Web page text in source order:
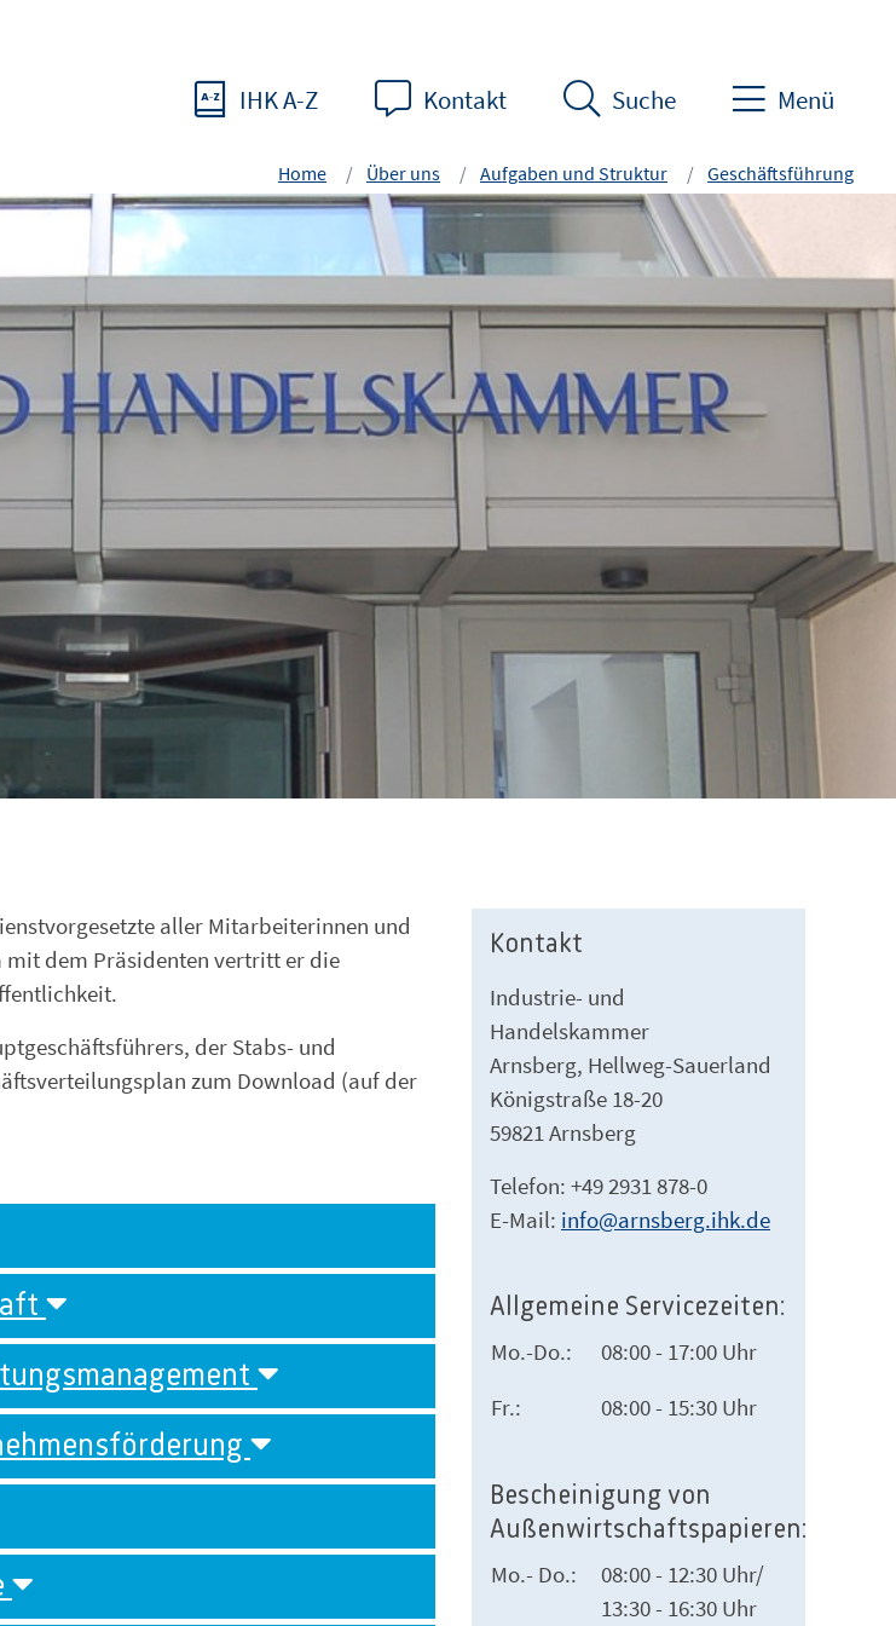
IHK A-Z Kontakt Suche Menü
Home Über uns Aufgaben und Struktur Geschäftsführung
aller Mitarbeiterinnen und
dem Präsidenten vertritt er die
der Stabs- und
zum Download (auf der
Kontakt
Industrie- und
Handelskammer
Arnsberg, Hellweg-Sauerland
Königstraße 18-20
59821 Arnsberg
Telefon: +49 2931 878-0
E-Mail: info@arnsberg.ihk.de
Allgemeine Servicezeiten:
Mo.-Do.:
08:00 - 17:00 Uhr
Fr.:
08:00 - 15:30 Uhr
Bescheinigung von
Außenwirtschaftspapieren:
Mo.- Do.:
08:00 - 12:30 Uhr/
13:30 - 16:30 Uhr